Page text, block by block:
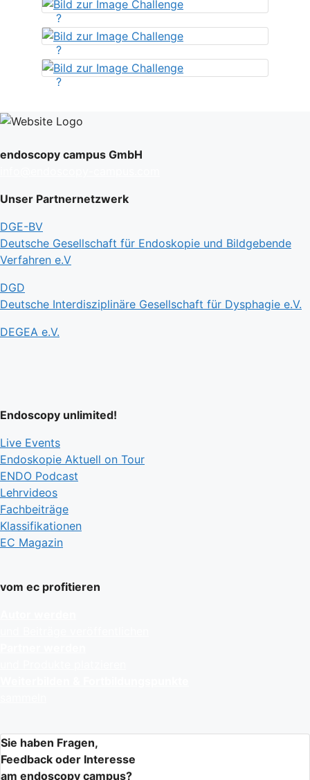
?
?
?
endoscopy campus GmbH
Unser Partnernetzwerk
DGE-BV
Deutsche Gesellschaft für Endoskopie und Bildgebende
Verfahren e.V
DGD
Deutsche Interdisziplinäre Gesellschaft für Dysphagie e.V.
DEGEA e.V.
Endoscopy unlimited!
Live Events
Endoskopie Aktuell on Tour
ENDO Podcast
Lehrvideos
Fachbeiträge
Klassifikationen
EC Magazin
vom ec profitieren
Sie haben Fragen,
Feedback oder Interesse
am endoscopy campus?